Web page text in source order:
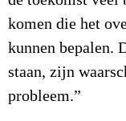
komen die het
kunnen bepalen.
staan, zijn
probleem.”